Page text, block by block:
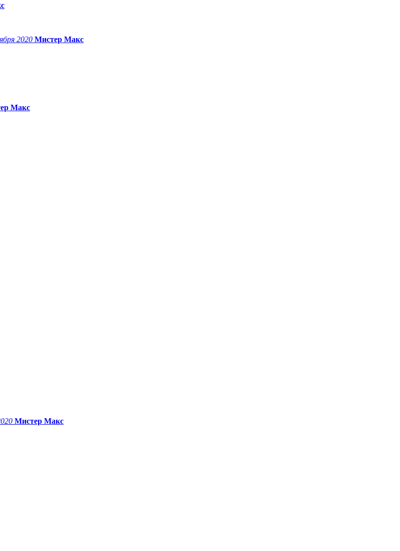
2020 Мистер Макс
Макс
Мистер Макс